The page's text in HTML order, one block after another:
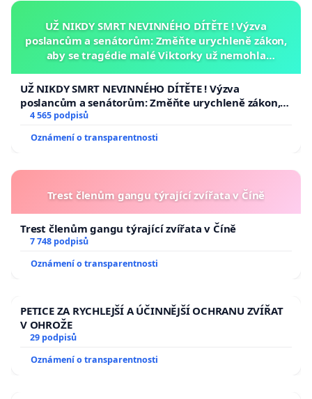
UŽ NIKDY SMRT NEVINNÉHO DÍTĚTE ! Výzva
poslancům a senátorům: Změňte urychleně zákon,
aby se tragédie malé Viktorky už nemohla
UŽ NIKDY SMRT NEVINNÉHO DÍTĚTE ! Výzva
poslancům a senátorům: Změňte urychleně zákon,
aby se tragédie malé Viktorky už nemohla opakovat!
4 565 podpisů
Oznámení o transparentnosti
Trest členům gangu týrající zvířata v Číně
Trest členům gangu týrající zvířata v Číně
7 748 podpisů
Oznámení o transparentnosti
PETICE ZA RYCHLEJŠÍ A ÚČINNĚJŠÍ OCHRANU ZVÍŘAT
V OHROŽE
29 podpisů
Oznámení o transparentnosti